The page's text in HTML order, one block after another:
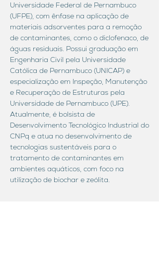
Universidade Federal de Pernambuco
(UFPE), com ênfase na aplicação de
materiais adsorventes para a remoção
de contaminantes, como o diclofenaco, de
águas residuais. Possui graduação em
Engenharia Civil pela Universidade
Católica de Pernambuco (UNICAP) e
especialização em Inspeção, Manutenção
e Recuperação de Estruturas pela
Universidade de Pernambuco (UPE).
Atualmente, é bolsista de
Desenvolvimento Tecnológico Industrial do
CNPq e atua no desenvolvimento de
tecnologias sustentáveis para o
tratamento de contaminantes em
ambientes aquáticos, com foco na
utilização de biochar e zeólita.